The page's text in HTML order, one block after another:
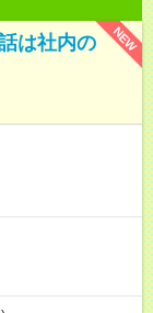
NEW
は社内の